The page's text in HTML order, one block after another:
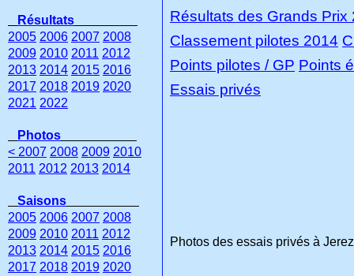
Résultats des Grands Prix
Classement pilotes 2014
Points pilotes / GP Points
Essais privés
Photos des essais privés à
Résultats
2005 2006 2007 2008
2009 2010 2011 2012
2013 2014 2015 2016
2017 2018 2019 2020
2021 2022
Photos
< 2007 2008 2009 2010
2011 2012 2013 2014
Saisons
2005 2006 2007 2008
2009 2010 2011 2012
2013 2014 2015 2016
2017 2018 2019 2020